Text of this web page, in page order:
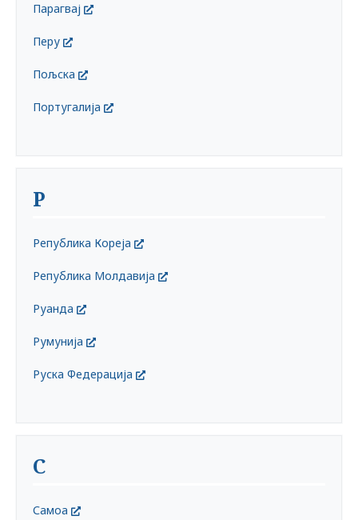
Парагвај
Перу
Пољска
Португалија
Р
Република Кореја
Република Молдавија
Руанда
Румунија
Руска Федерација
С
Самоа